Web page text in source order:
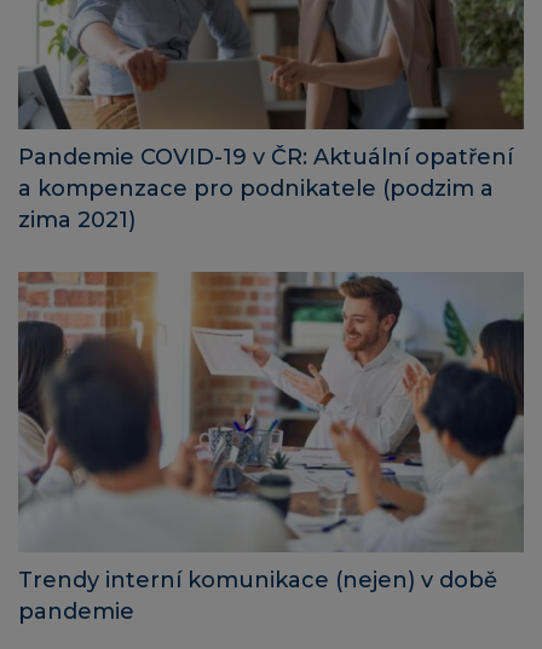
Pandemie COVID-19 v ČR: Aktuální opatření
a kompenzace pro podnikatele (podzim a
zima 2021)
Trendy interní komunikace (nejen) v době
pandemie